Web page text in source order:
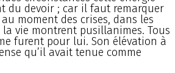
du devoir ; car il faut remarquer
moment des crises, dans les
vie montrent pusillanimes. Tous
furent pour lui. Son élévation à
qu’il avait tenue comme